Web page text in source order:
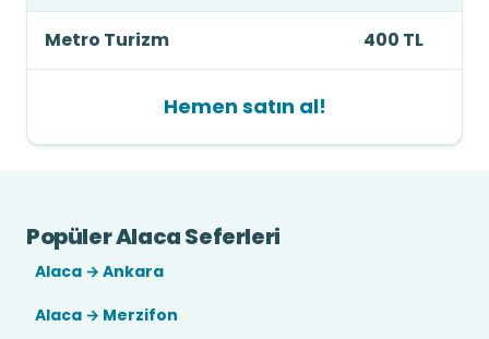
Metro Turizm 400 TL
Hemen satın al!
Popüler Alaca Seferleri
Alaca → Ankara
Alaca → Merzifon